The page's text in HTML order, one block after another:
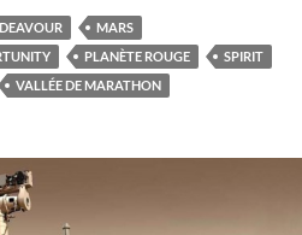
MARS
PLANÈTE ROUGE
SPIRIT
VALLÉE DE MARATHON